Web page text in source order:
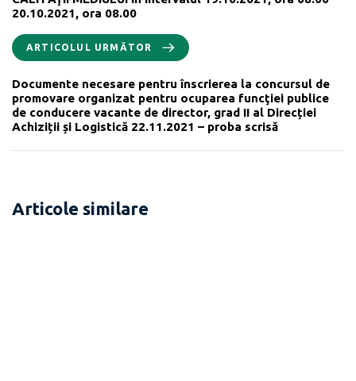
20.10.2021, ora 08.00
ARTICOLUL URMĂTOR
Documente necesare pentru înscrierea la concursul de
promovare organizat pentru ocuparea funcţiei publice
de conducere vacante de director, grad II al Direcției
Achiziții și Logistică 22.11.2021 – proba scrisă
Articole similare